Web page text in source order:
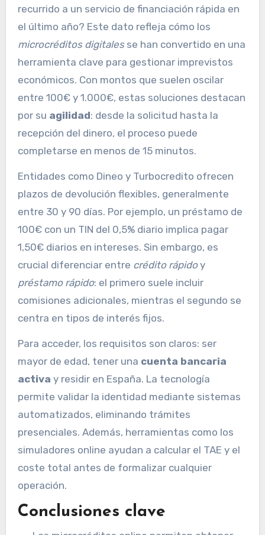
recurrido a un servicio de financiación rápida en
el último año? Este dato refleja cómo los
microcréditos digitalesse han convertido en una
herramienta clave para gestionar imprevistos
económicos. Con montos que suelen oscilar
entre 100€ y 1.000€, estas soluciones destacan
por su agilidad: desde la solicitud hasta la
recepción del dinero, el proceso puede
completarse en menos de 15 minutos.
Entidades como Dineo y Turbocredito ofrecen
plazos de devolución flexibles, generalmente
entre 30 y 90 días. Por ejemplo, un préstamo de
100€ con un TIN del 0,5% diario implica pagar
1,50€ diarios en intereses. Sin embargo, es
crucial diferenciar entre crédito rápidoy
préstamo rápido: el primero suele incluir
comisiones adicionales, mientras el segundo se
centra en tipos de interés fijos.
Para acceder, los requisitos son claros: ser
mayor de edad, tener una cuenta bancaria
activa y residir en España. La tecnología
permite validar la identidad mediante sistemas
automatizados, eliminando trámites
presenciales. Además, herramientas como los
simuladores online ayudan a calcular el TAE y el
coste total antes de formalizar cualquier
operación.
Conclusiones clave